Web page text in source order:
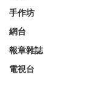
手作坊
網台
報章雜誌
電視台